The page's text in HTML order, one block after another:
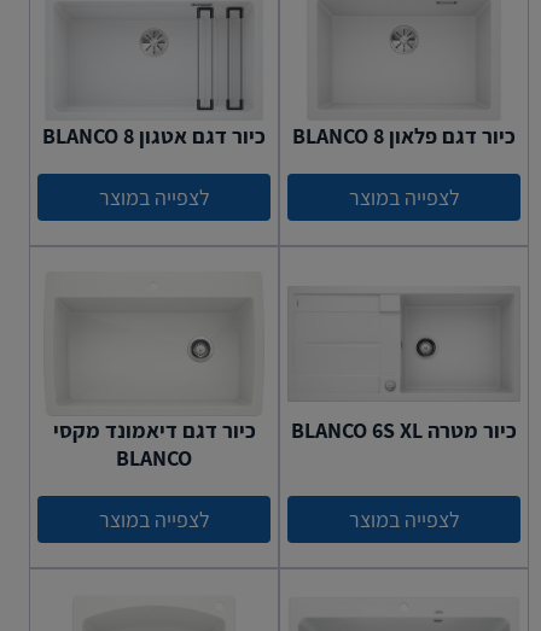
כיור דגם פלאון 8 BLANCO
לצפייה במוצר
כיור דגם אטגון BLANCO 8
לצפייה במוצר
כיור מטרה BLANCO 6S XL
לצפייה במוצר
כיור דגם דיאמונד מקסי
BLANCO
לצפייה במוצר